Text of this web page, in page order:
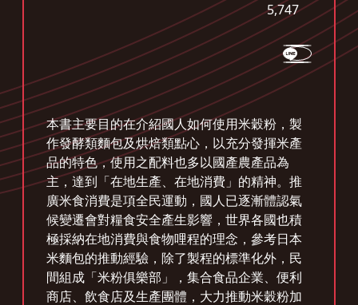
5,747
本書主要目的在介紹國人如何使用米穀粉，製
作發酵類麵包及烘焙類點心，以充分發揮米產
品的特色，使用之配料也多以國產農產品為
主，達到「在地生產、在地消費」的精神。推
廣米食消費是項全民運動，國人已逐漸體認氣
候變遷會對糧食安全產生影響，世界各國也積
極採納在地消費與食物哩程的理念，參考日本
米麵包的推動經驗，除了製程的標準化外，民
間組成「米粉俱樂部」，集合食品企業、便利
商店、飲食店及生產團體，大力推動米穀粉加